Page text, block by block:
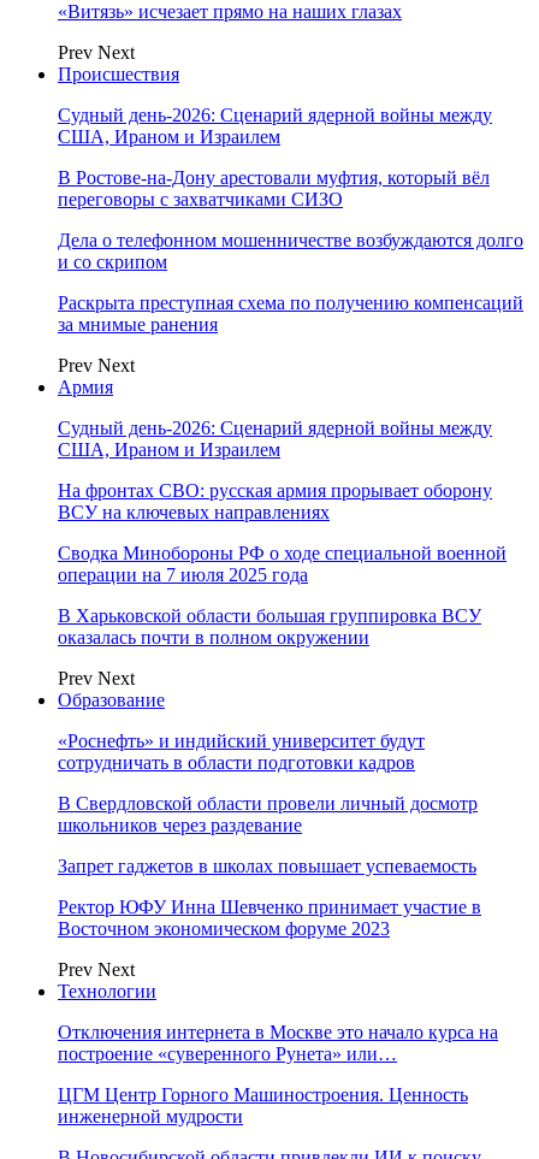
«Витязь» исчезает прямо на наших глазах
Prev Next
Происшествия
Судный день-2026: Сценарий ядерной войны между
США, Ираном и Израилем
В Ростове-на-Дону арестовали муфтия, который вёл
переговоры с захватчиками СИЗО
Дела о телефонном мошенничестве возбуждаются долго
и со скрипом
Раскрыта преступная схема по получению компенсаций
за мнимые ранения
Prev Next
Армия
Судный день-2026: Сценарий ядерной войны между
США, Ираном и Израилем
На фронтах СВО: русская армия прорывает оборону
ВСУ на ключевых направлениях
Сводка Минобороны РФ о ходе специальной военной
операции на 7 июля 2025 года
В Харьковской области большая группировка ВСУ
оказалась почти в полном окружении
Prev Next
Образование
«Роснефть» и индийский университет будут
сотрудничать в области подготовки кадров
В Свердловской области провели личный досмотр
школьников через раздевание
Запрет гаджетов в школах повышает успеваемость
Ректор ЮФУ Инна Шевченко принимает участие в
Восточном экономическом форуме 2023
Prev Next
Технологии
Отключения интернета в Москве это начало курса на
построение «суверенного Рунета» или…
ЦГМ Центр Горного Машиностроения. Ценность
инженерной мудрости